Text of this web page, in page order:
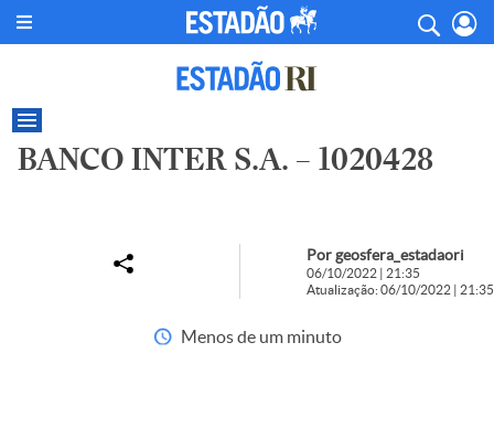
BANCO INTER S.A. – 1020428
Por geosfera_estadaori
06/10/2022 | 21:35
Atualização: 06/10/2022 | 21:35
Menos de um minuto